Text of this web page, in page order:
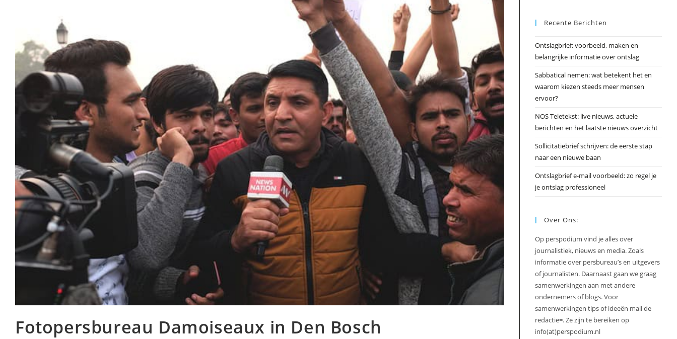
Fotopersbureau Damoiseaux in Den Bosch
Recente Berichten
Ontslagbrief: voorbeeld, maken en
belangrijke informatie over ontslag
Sabbatical nemen: wat betekent het en
waarom kiezen steeds meer mensen
ervoor?
NOS Teletekst: live nieuws, actuele
berichten en het laatste nieuws overzicht
Sollicitatiebrief schrijven: de eerste stap
naar een nieuwe baan
Ontslagbrief e-mail voorbeeld: zo regel je
je ontslag professioneel
Over Ons:
Op perspodium vind je alles over
journalistiek, nieuws en media. Zoals
informatie over persbureau’s en uitgevers
of journalisten. Daarnaast gaan we graag
samenwerkingen aan met andere
ondernemers of blogs. Voor
samenwerkingen tips of ideeën mail de
redactie=. Ze zijn te bereiken op
info(at)perspodium.nl